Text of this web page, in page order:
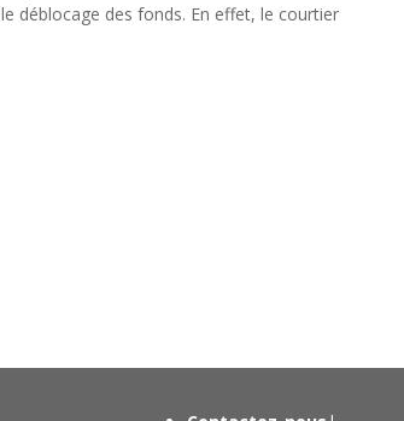
déblocage des fonds. En effet, le courtier